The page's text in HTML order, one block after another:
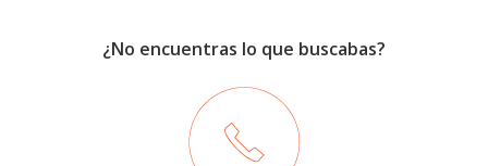
¿No encuentras lo que buscabas?